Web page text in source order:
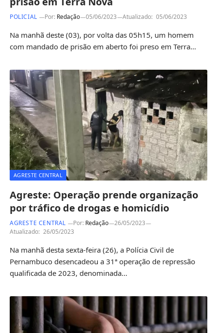
POLICIAL Por: Redação 05/06/2023 Atualizado: 05/06/2023
Na manhã deste (03), por volta das 05h15, um homem
com mandado de prisão em aberto foi preso em Terra…
AGRESTE CENTRAL
Agreste: Operação prende organização
por tráfico de drogas e homicídio
AGRESTE CENTRAL Por: Redação
26/05/2023
Atualizado: 26/05/2023
Na manhã desta sexta-feira (26), a Polícia Civil de
Pernambuco desencadeou a 31ª operação de repressão
qualificada de 2023, denominada…